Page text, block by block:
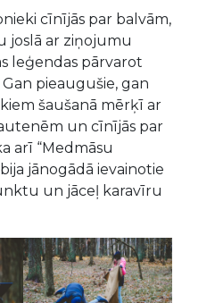
cīnījās par balvām,
joslā ar ziņojumu
leģendas pārvarot
pieaugušie, gan
šaušanā mērķī ar
un cīnījās par
arī “Medmāsu
jānogādā ievainotie
un jāceļ karavīru